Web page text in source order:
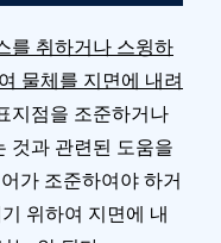
를 취하거나 스윙하
물체를 지면에 내려
지점을 조준하거나
것과 관련된 도움을
가 조준하여야 하거
위하여 지면에 내